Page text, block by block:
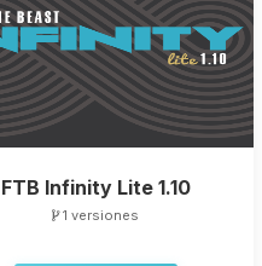
FTB Infinity Lite 1.10
1 versiones